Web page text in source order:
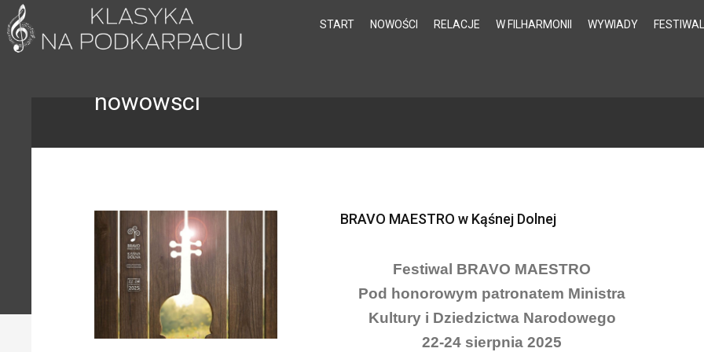
START NOWOŚCI RELACJE W FILHARMONII WYWIADY
nowowści
BRAVO MAESTRO w Kąśnej Dolnej
Festiwal BRAVO MAESTRO
Pod honorowym patronatem Ministra
Kultury i Dziedzictwa Narodowego
22-24 sierpnia 2025